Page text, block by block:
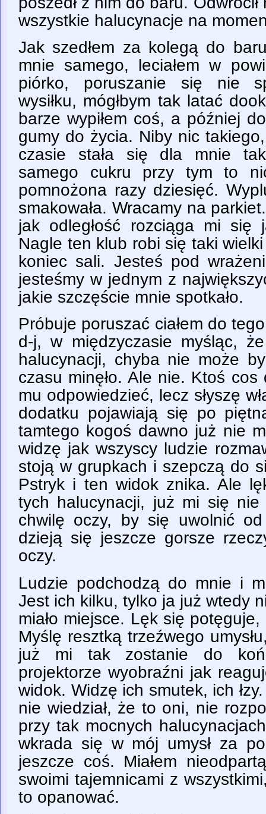
wszystkie halucynacje na
Jak szedłem za kolegą do
mnie samego, leciałem w
piórko, poruszanie się nie
wysiłku, mógłbym tak latać
barze wypiłem coś, a później
gumy do życia. Niby nic
czasie stała się dla mnie
samego cukru przy tym to
pomnożona razy dziesięć.
smakowała. Wracamy na
jak odległość rozciąga mi się
Nagle ten klub robi się taki
koniec sali. Jesteś pod
jesteśmy w jednym z
jakie szczęście mnie spotkało.
Próbuje poruszać ciałem do
d-j, w międzyczasie myśląc,
halucynacji, chyba nie może
czasu minęło. Ale nie. Ktoś
mu odpowiedzieć, lecz słyszę
dodatku pojawiają się po
tamtego kogoś dawno już nie
widzę jak wszyscy ludzie
stoją w grupkach i szepczą do
Pstryk i ten widok znika. Ale
tych halucynacji, już mi się
chwilę oczy, by się uwolnić
dzieją się jeszcze gorsze
oczy.
Ludzie podchodzą do mnie i
Jest ich kilku, tylko ja już wtedy
miało miejsce. Lęk się
Myślę resztką trzeźwego
już mi tak zostanie do
projektorze wyobraźni jak
widok. Widzę ich smutek, ich
nie wiedział, że to oni, nie
przy tak mocnych
wkrada się w mój umysł za
jeszcze coś. Miałem
swoimi tajemnicami z
to opanować.